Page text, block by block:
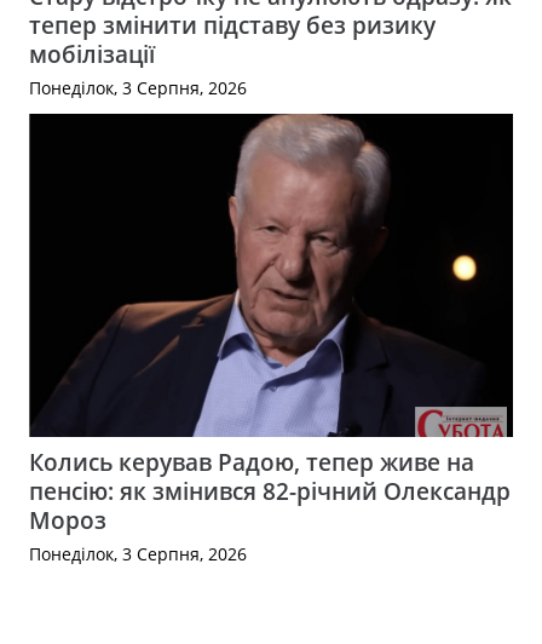
тепер змінити підставу без ризику
мобілізації
Понеділок, 3 Серпня, 2026
Колись керував Радою, тепер живе на
пенсію: як змінився 82-річний Олександр
Мороз
Понеділок, 3 Серпня, 2026